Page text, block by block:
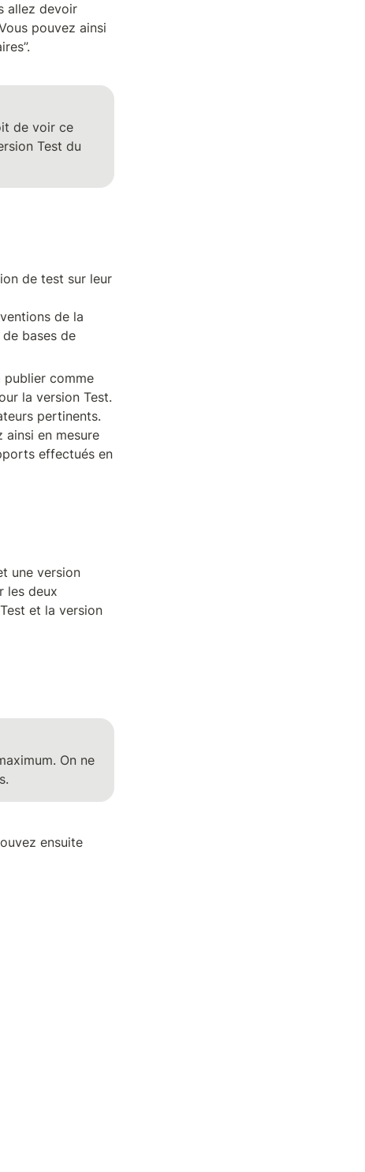
allez devoir
pouvez ainsi
de voir ce
Test du
de test sur leur
de la
bases de
publier comme
la version Test.
pertinents.
ainsi en mesure
effectués en
une version
les deux
et la version
On ne
ensuite